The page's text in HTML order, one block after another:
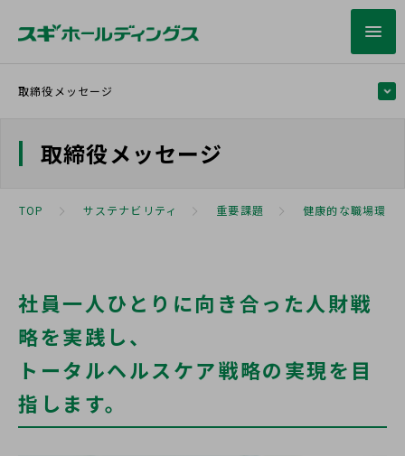
取締役メッセージ
TOP サステナビリティ 重要課題 健康的な職場環境
社員一人ひとりに向き合った人財戦
略を実践し、
トータルヘルスケア戦略の実現を目
指します。
取締役メッセージ
健康経営の推進
人財の育成
従業員ワークエンゲージメントを活用した職場
環境の改善
多様な人財の活躍